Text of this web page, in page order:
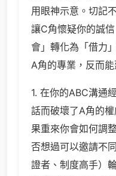
用眼神示意。切記
讓C角懷疑你的誠
會」轉化為「借力
A角的專業，反而能
1. 在你的ABC溝通
話而破壞了A角的
果重來你會如何調
否想過可以邀請不
證者、制度高手）